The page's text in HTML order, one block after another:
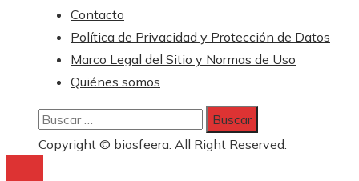
Contacto
Política de Privacidad y Protección de Datos
Marco Legal del Sitio y Normas de Uso
Quiénes somos
Buscar:
Copyright © biosfeera. All Right Reserved.